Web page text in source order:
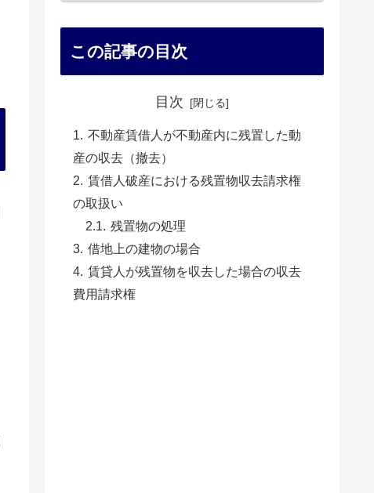
この記事の目次
目次
不動産賃借人が不動産内に残置した動
産の収去（撤去）
賃借人破産における残置物収去請求権
の取扱い
残置物の処理
借地上の建物の場合
賃貸人が残置物を収去した場合の収去
費用請求権